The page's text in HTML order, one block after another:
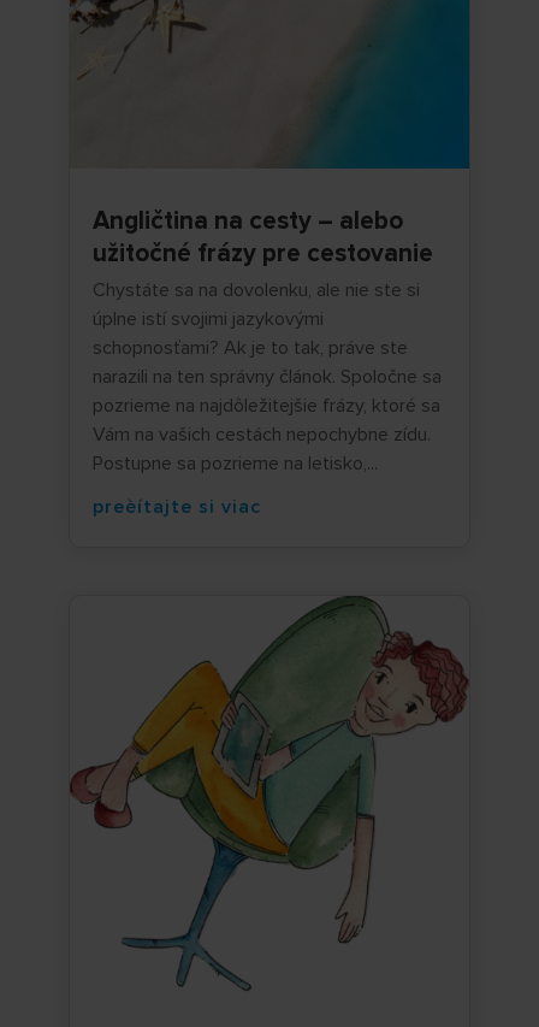
Angličtina na cesty – alebo
užitočné frázy pre cestovanie
Chystáte sa na dovolenku, ale nie ste si
úplne istí svojimi jazykovými
schopnosťami? Ak je to tak, práve ste
narazili na ten správny článok. Spoločne sa
pozrieme na najdôležitejšie frázy, ktoré sa
Vám na vašich cestách nepochybne zídu.
Postupne sa pozrieme na letisko,...
preèítajte si viac